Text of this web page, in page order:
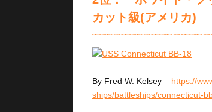
カット級(アメリカ)
By Fred W. Kelsey – https://
ships/battleships/connecticut-